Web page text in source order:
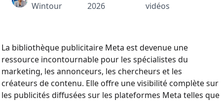
Wintour
2026
vidéos
La bibliothèque publicitaire Meta est devenue une
ressource incontournable pour les spécialistes du
marketing, les annonceurs, les chercheurs et les
créateurs de contenu. Elle offre une visibilité complète sur
les publicités diffusées sur les plateformes Meta telles que